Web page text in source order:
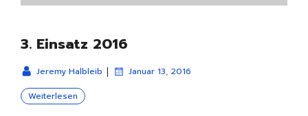
3. Einsatz 2016
Jeremy Halbleib | Januar 13, 2016
Weiterlesen